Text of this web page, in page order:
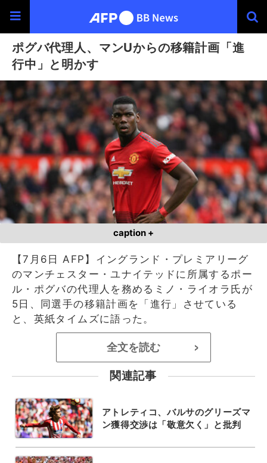
ポグバ代理人、マンUからの移籍計画「進
行中」と明かす
caption +
【7月6日 AFP】イングランド・プレミアリーグ
のマンチェスター・ユナイテッドに所属するポー
ル・ポグバの代理人を務めるミノ・ライオラ氏が
5日、同選手の移籍計画を「進行」させている
と、英紙タイムズに語った。
全文を読む >
関連記事
アトレティコ、バルサのグリーズマ
ン獲得交渉は「敬意欠く」と批判